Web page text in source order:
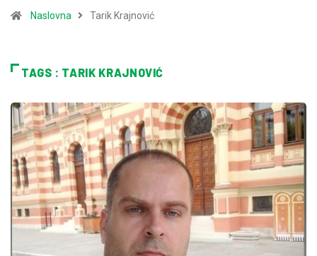
Naslovna Tarik Krajnović
TAGS : TARIK KRAJNOVIĆ